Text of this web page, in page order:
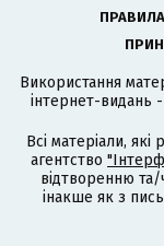
Використання
інтернет-видань
Всі матеріали,
агентство
відтворенню
інакше як з